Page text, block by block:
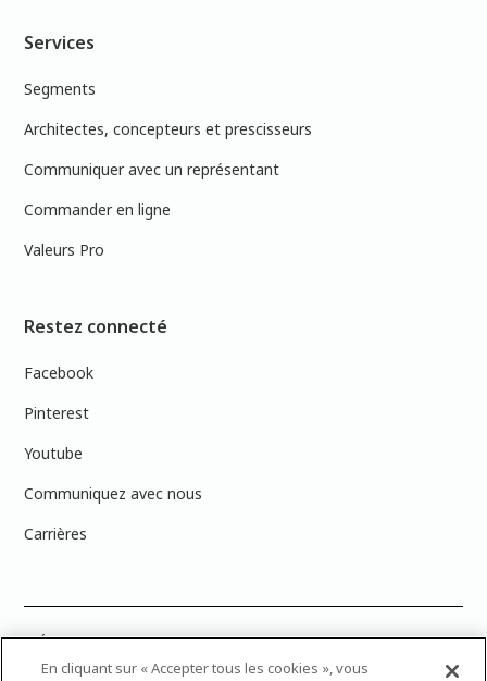
Services
Segments
Architectes, concepteurs et prescisseurs
Communiquer avec un représentant
Commander en ligne
Valeurs Pro
Restez connecté
Facebook
Pinterest
Youtube
Communiquez avec nous
Carrières
PRÉCISION DES COULEURS : Veuillez noter que les couleurs affichées à
l’écran peuvent ne pas correspondre exactement aux couleurs de
En cliquant sur « Accepter tous les cookies », vous